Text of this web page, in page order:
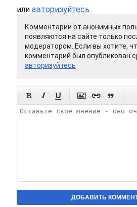
или авторизуйтесь
Комментарии от анонимных
появляются на сайте только
модератором. Если вы хотите,
комментарий был опубликован
авторизуйтесь
     